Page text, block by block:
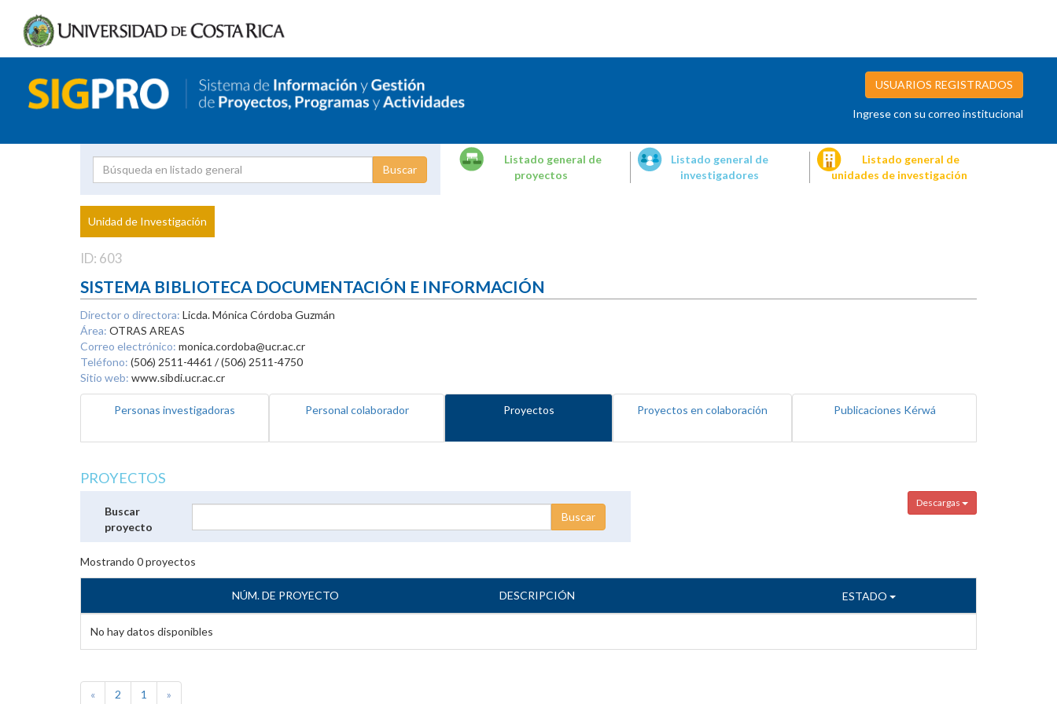
USUARIOS REGISTRADOS
Ingrese con su correo institucional
Proyecto
Investigador
Listado general de
proyectos
Listado general de
investigadores
Listado general de
unidades de investigación
Unidad de Investigación
ID: 603
SISTEMA BIBLIOTECA DOCUMENTACIÓN E INFORMACIÓN
Director o directora: Licda. Mónica Córdoba Guzmán
Área: OTRAS AREAS
Correo electrónico: monica.cordoba@ucr.ac.cr
Teléfono: (506) 2511-4461 / (506) 2511-4750
Sitio web: www.sibdi.ucr.ac.cr
Personas investigadoras Personal colaborador Proyectos Proyectos en colaboración Publicaciones Kérwá
PROYECTOS
Descargas
Buscar
proyecto
Mostrando 0proyectos
NÚM. DE PROYECTO DESCRIPCIÓN ESTADO
No hay datos disponibles
« 2 1 »